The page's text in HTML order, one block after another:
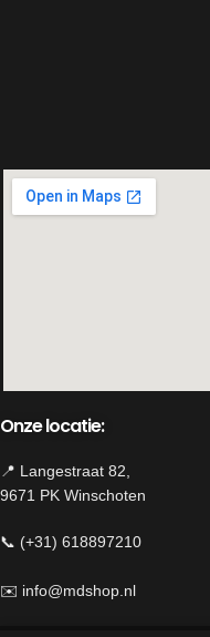
Onze locatie:
📍 Langestraat 82,
9671 PK Winschoten
📞 (+31) 618897210
✉️ info@mdshop.nl